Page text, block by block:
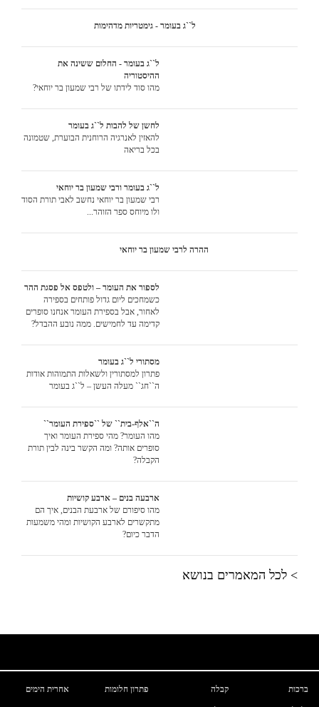
ל``ג בעומר - גימטריות מדהימות
ל``ג בעומר - החלום ששינה את
ההיסטוריה
מהו סוד לידתו של רבי שמעון בר יוחאי?
לחשן של להבות ל``ג בעומר
להאזין לאנרגיה הרוחנית הבוערת, שטמונה
בכל בריאה
ל``ג בעומר ורבי שמעון בר יוחאי
רבי שמעון בר יוחאי נחשב לאבי תורת הסוד
ולו מיוחס ספר הזוהר...
ההרה לרבי שמעון בר יוחאי
לספור את העומר – ולטפס אל פסגת ההר
כשמחכים ליום גדול פותחים בספירה
לאחור, אבל בספירת העומר אנחנו סופרים
קדימה עד לחמישים. ממה נובע ההבדל?
מסתורי ל``ג בעומר
פתרון למסתורין ולשאלות התמוהות אודות
ה``חג`` מעלה העשן – ל``ג בעומר
ה``אלף-בית`` של ``ספירת העומר``
מהו העומר? מהי ספירת העומר ואיך
סופרים אותה? ומה הקשר בינה לבין תורת
הקבלה?
ארבעה בנים – ארבע קושיות
מהו סיפורם של ארבעת הבנים, איך הם
מתקשרים לארבע הקושיות ומהי משמעות
הדבר כיום?
> לכל המאמרים בנושא
ברכות קבלה פתרון חלומות אחרית הימים